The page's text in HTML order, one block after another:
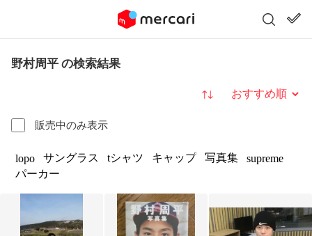
野村周平 の検索結果
販売中のみ表示
並び替え
lopo サングラス tシャツ キャップ 写真集
supreme
パーカー